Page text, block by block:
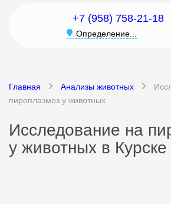
+7 (958) 758-21-18
Определение...
Главная Анализы животных
пироплазмоз у животных
Исследование на
у животных в Курске